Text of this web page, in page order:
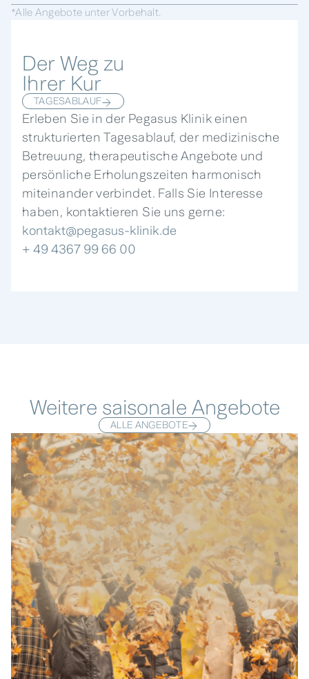
*Alle Angebote unter Vorbehalt.
Der Weg zu
Ihrer Kur
TAGESABLAUF
Erleben Sie in der Pegasus Klinik einen
strukturierten Tagesablauf, der medizinische
Betreuung, therapeutische Angebote und
persönliche Erholungszeiten harmonisch
miteinander verbindet. Falls Sie Interesse
haben, kontaktieren Sie uns gerne:
kontakt@pegasus-klinik.de
+ 49 4367 99 66 00
Weitere saisonale Angebote
ALLE ANGEBOTE